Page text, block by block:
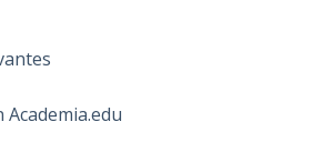
Academia.edu